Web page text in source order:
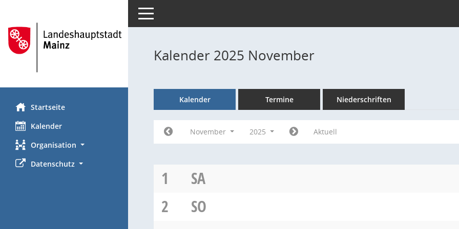
Startseite
Kalender
Organisation
Datenschutz
Toggle navigation
Kalender 2025 November
Kalender Termine Niederschriften
November 2025 Aktuell
1
SA
2
SO